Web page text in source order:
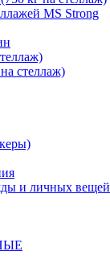
MS Strong
стеллаж)
и личных вещей